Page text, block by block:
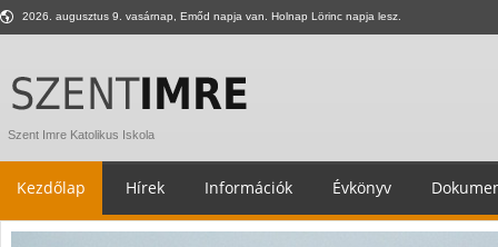
2026. augusztus 9. vasárnap, Emőd napja van. Holnap Lörinc napja lesz.
Szent Imre Katolikus Iskola
Kezdőlap Hírek Információk Évkönyv